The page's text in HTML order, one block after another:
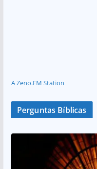
A Zeno.FM Station
Perguntas Bíblicas